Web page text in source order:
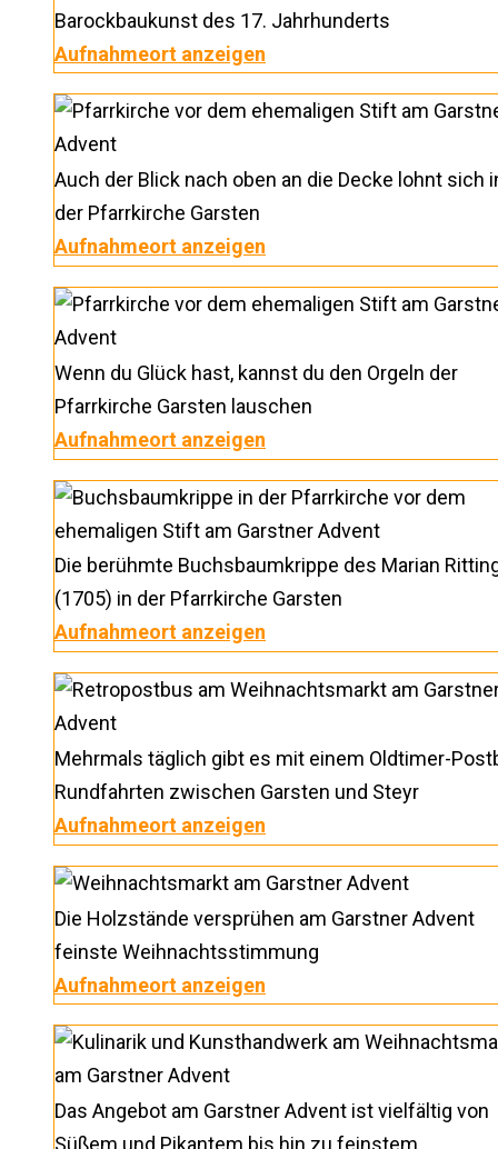
Barockbaukunst des 17. Jahrhunderts
Aufnahmeort anzeigen
Auch der Blick nach oben an die Decke lohnt sich
der Pfarrkirche Garsten
Aufnahmeort anzeigen
Wenn du Glück hast, kannst du den Orgeln der
Pfarrkirche Garsten lauschen
Aufnahmeort anzeigen
Die berühmte Buchsbaumkrippe des Marian
(1705) in der Pfarrkirche Garsten
Aufnahmeort anzeigen
Mehrmals täglich gibt es mit einem Oldtimer-
Rundfahrten zwischen Garsten und Steyr
Aufnahmeort anzeigen
Die Holzstände versprühen am Garstner Advent
feinste Weihnachtsstimmung
Aufnahmeort anzeigen
Das Angebot am Garstner Advent ist vielfältig von
Süßem und Pikantem bis hin zu feinstem